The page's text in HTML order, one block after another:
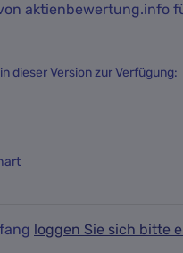
aktienbewertung.info
dieser Version zur Verfügung:
loggen Sie sich bitte